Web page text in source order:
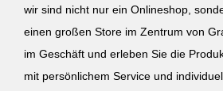
wir sind nicht nur ein Onlineshop,
einen großen Store im Zentrum von
im Geschäft und erleben Sie die
mit persönlichem Service und